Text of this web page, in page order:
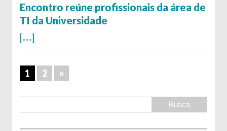
Encontro reúne profissionais da área de
TI da Universidade
[...]
1 2 »